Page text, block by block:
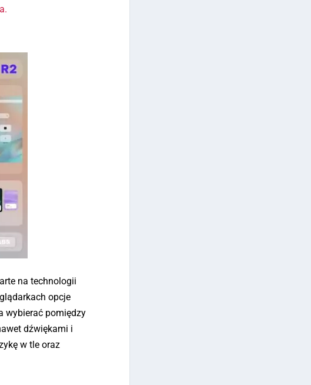
na technologii
opcje
wybierać pomiędzy
dźwiękami i
w tle oraz